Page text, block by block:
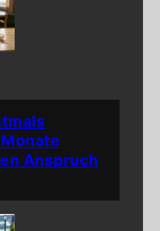
Anspruch